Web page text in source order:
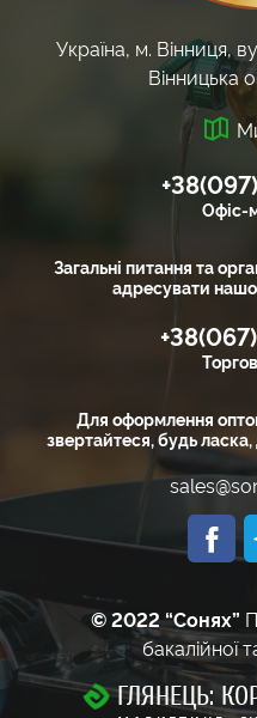
Україна, м. Вінниця,
Вінницька
Офіс-
Загальні питання та
адресувати
Для оформлення
звертайтеся, будь ласка,
© 2022 “Сонях”
бакалійної
ГЛЯНЕЦЬ: